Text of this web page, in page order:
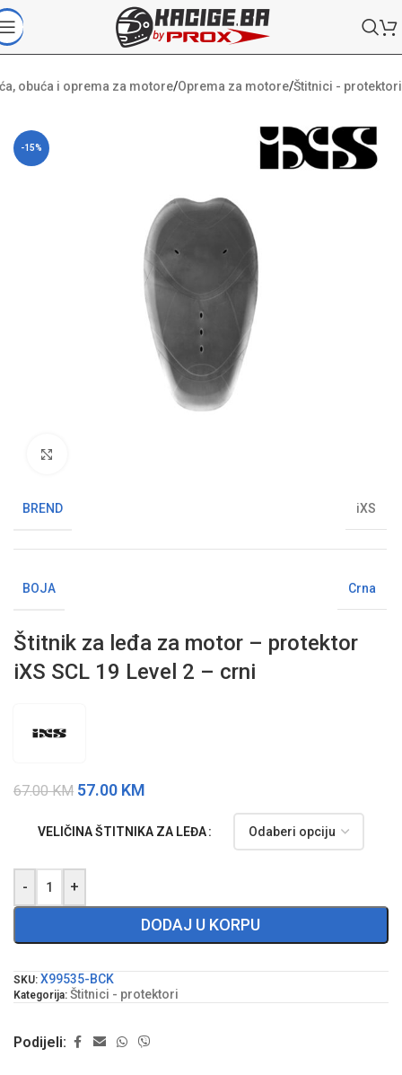
obuća i oprema za motore/Oprema za motore/Štitnici - protektori
-15%
BREND iXS
BOJA Crna
Štitnik za leđa za motor – protektor
iXS SCL 19 Level 2 – crni
67.00KM 57.00 KM
VELIČINA ŠTITNIKA ZA LEĐA
- +
DODAJ U KORPU
SKU: X99535-BCK
Kategorija: Štitnici - protektori
Podijeli: